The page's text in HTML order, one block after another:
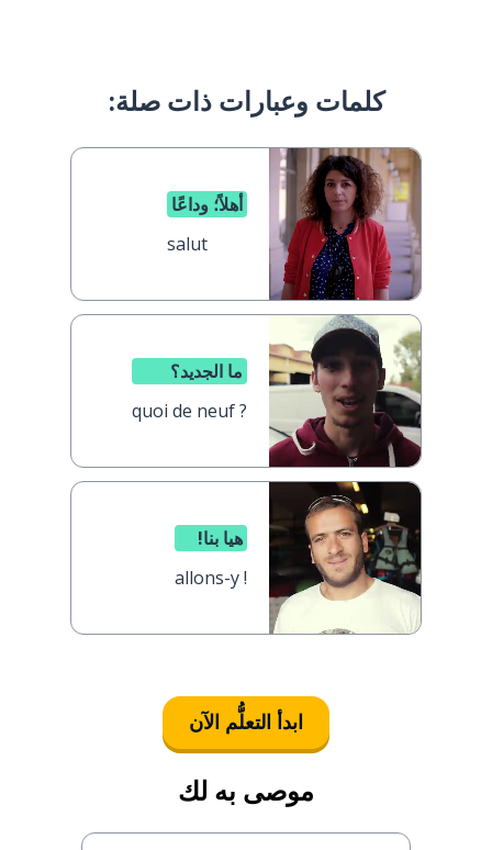
كلمات وعبارات ذات صلة:
أهلاً؛ وداعًا
salut
ما الجديد؟
quoi de neuf ?
هيا بنا!
allons-y !
ابدأ التعلُّم الآن
موصى به لك